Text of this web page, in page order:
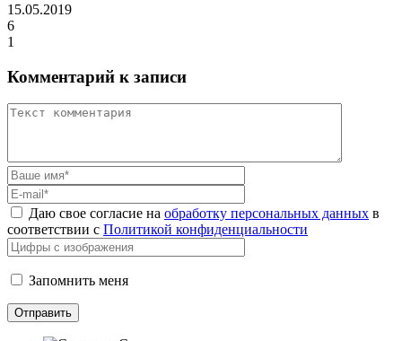
15.05.2019
6
1
Комментарий к записи
Даю свое согласие на обработку персональных данных в
соответствии с Политикой конфиденциальности
Запомнить меня